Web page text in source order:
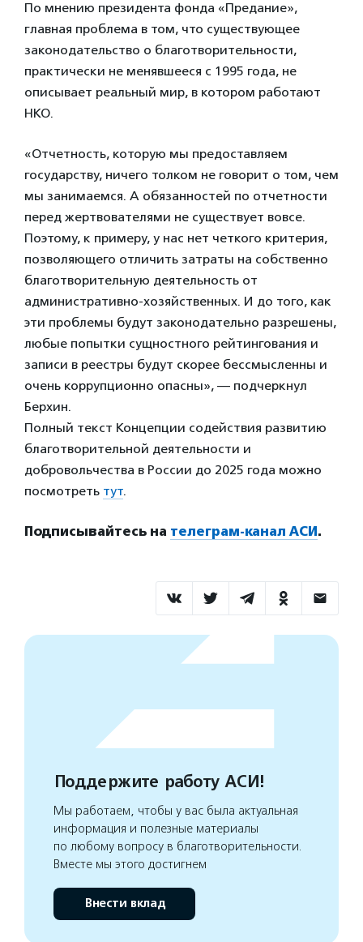
По мнению президента фонда «Предание»,
главная проблема в том, что существующее
законодательство о благотворительности,
практически не менявшееся с 1995 года, не
описывает реальный мир, в котором работают
НКО.
«Отчетность, которую мы предоставляем
государству, ничего толком не говорит о том, чем
мы занимаемся. А обязанностей по отчетности
перед жертвователями не существует вовсе.
Поэтому, к примеру, у нас нет четкого критерия,
позволяющего отличить затраты на собственно
благотворительную деятельность от
административно-хозяйственных. И до того, как
эти проблемы будут законодательно разрешены,
любые попытки сущностного рейтингования и
записи в реестры будут скорее бессмысленны и
очень коррупционно опасны», — подчеркнул
Берхин.
Полный текст Концепции содействия развитию
благотворительной деятельности и
добровольчества в России до 2025 года можно
посмотреть тут.
Подписывайтесь на телеграм-канал АСИ.
Поддержите работу АСИ!
Мы работаем, чтобы у вас была актуальная
информация и полезные материалы
по любому вопросу в благотворительности.
Вместе мы этого достигнем
Внести вклад